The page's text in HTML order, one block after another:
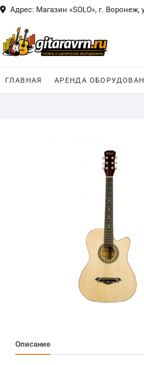
Skip
content
Адрес: Магазин «SOLO», г. Воронеж,
ГЛАВНАЯ АРЕНДА
Описание